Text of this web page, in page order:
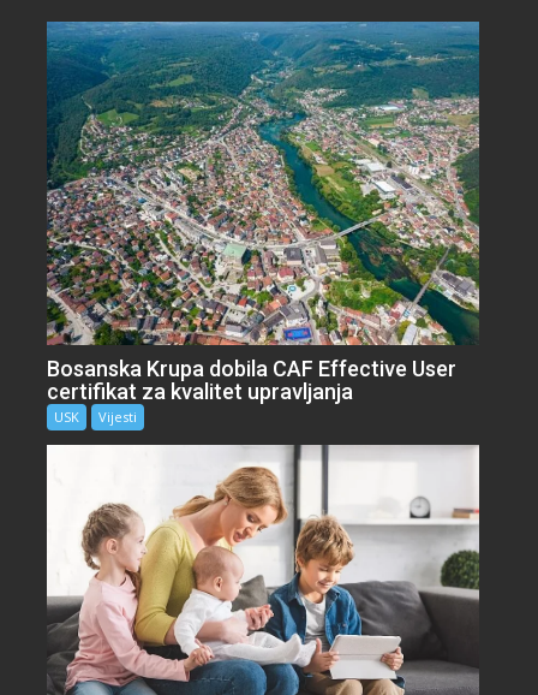
Bosanska Krupa dobila CAF Effective User
certifikat za kvalitet upravljanja
USK Vijesti